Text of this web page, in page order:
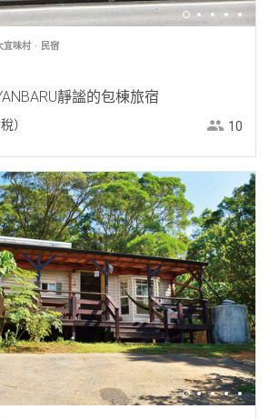
宜味村 民宿
靜謐的包棟旅宿
） 10